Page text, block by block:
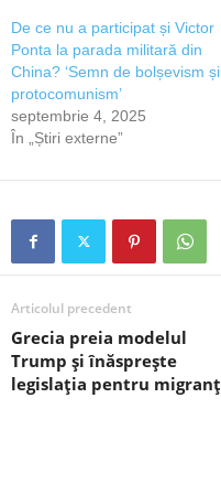
De ce nu a participat și Victor
Ponta la parada militară din
China? ‘Semn de bolșevism și
protocomunism’
septembrie 4, 2025
În „Știri externe”
Articolul precedent
Grecia preia modelul
Trump și înăsprește
legislația pentru